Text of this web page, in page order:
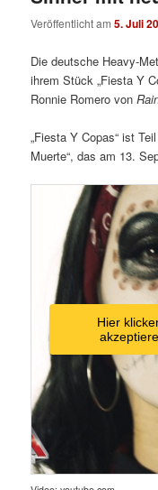
Veröffentlicht am5. Juli
Die deutsche Heavy-
ihrem Stück „Fiesta Y
Ronnie Romero von
„Fiesta Y Copas“ ist
Muerte“, das am 13.
Hier